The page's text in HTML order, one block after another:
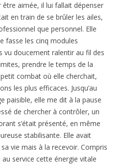
être aimée, il lui fallait dépenser
en train de se brûler les ailes,
que personnel. Elle
fasse les cinq modules
vu doucement ralentir au fil des
prendre le temps de la
combat où elle cherchait,
les plus efficaces. Jusqu’au
paisible, elle me dit à la pause
de chercher à contrôler, un
s’était présenté, en même
stabilisante. Elle avait
vie mais à la recevoir. Compris
service cette énergie vitale